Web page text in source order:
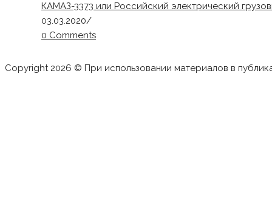
КАМАЗ-3373 или Российский электрический
03.03.2020/
0 Comments
Copyright 2026 © При использовании материалов в